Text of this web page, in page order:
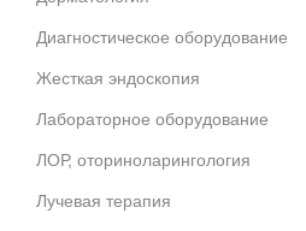
Диагностическое оборудование
Жесткая эндоскопия
Лабораторное оборудование
ЛОР, оториноларингология
Лучевая терапия